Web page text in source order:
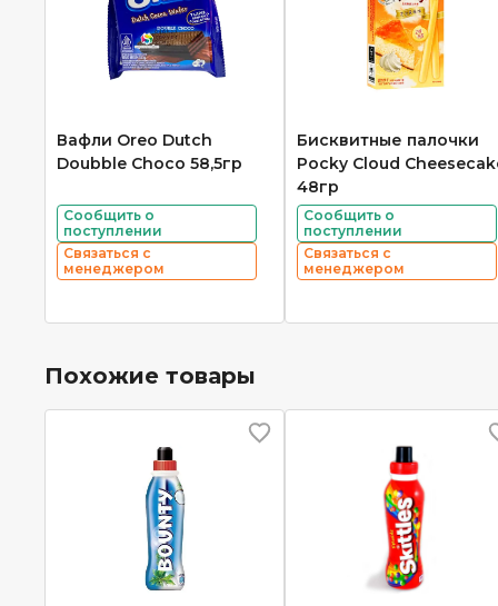
Вафли Oreo Dutch
Doubble Choco 58,5гр
Сообщить о
поступлении
Связаться с
менеджером
Бисквитные палочки
Pocky Cloud
48гр
Сообщить о
поступлении
Связаться с
менеджером
Похожие товары